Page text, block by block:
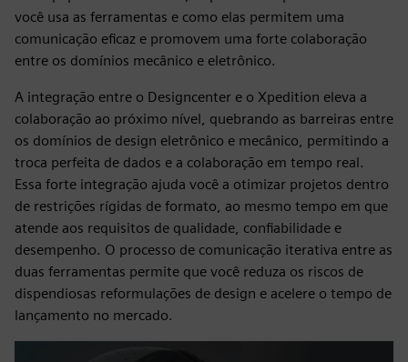
você usa as ferramentas e como elas permitem uma
comunicação eficaz e promovem uma forte colaboração
entre os domínios mecânico e eletrônico.
A integração entre o Designcenter e o Xpedition eleva a
colaboração ao próximo nível, quebrando as barreiras entre
os domínios de design eletrônico e mecânico, permitindo a
troca perfeita de dados e a colaboração em tempo real.
Essa forte integração ajuda você a otimizar projetos dentro
de restrições rígidas de formato, ao mesmo tempo em que
atende aos requisitos de qualidade, confiabilidade e
desempenho. O processo de comunicação iterativa entre as
duas ferramentas permite que você reduza os riscos de
dispendiosas reformulações de design e acelere o tempo de
lançamento no mercado.